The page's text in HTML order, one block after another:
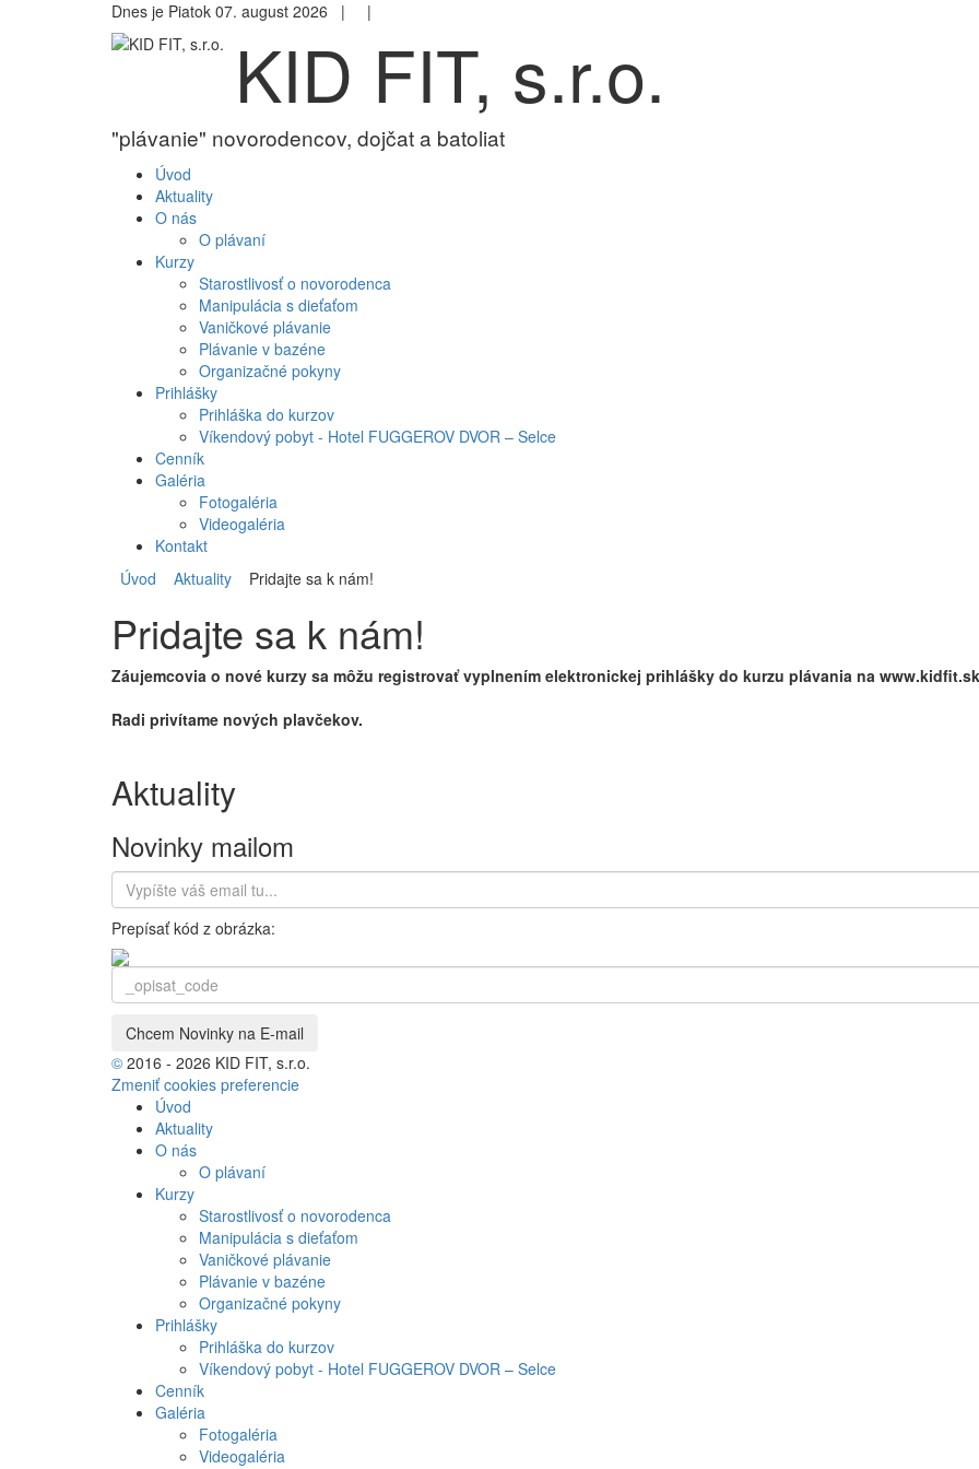
Dnes je Piatok 07. august 2026 | |
KID FIT, s.r.o.
"plávanie" novorodencov, dojčat a batoliat
Úvod
Aktuality
O nás
O plávaní
Kurzy
Starostlivosť o novorodenca
Manipulácia s dieťaťom
Vaničkové plávanie
Plávanie v bazéne
Organizačné pokyny
Prihlášky
Prihláška do kurzov
Víkendový pobyt - Hotel FUGGEROV DVOR – Selce
Cenník
Galéria
Fotogaléria
Videogaléria
Kontakt
Úvod
Aktuality Pridajte sa k nám!
Pridajte sa k nám!
Záujemcovia o nové kurzy sa môžu registrovať vyplnením elektronickej prihlášky do kurzu plávania na
Radi privítame nových plavčekov.
Aktuality
Novinky mailom
Prepísať kód z obrázka:
© 2016 - 2026 KID FIT, s.r.o.
Zmeniť cookies preferencie
Úvod
Aktuality
O nás
O plávaní
Kurzy
Starostlivosť o novorodenca
Manipulácia s dieťaťom
Vaničkové plávanie
Plávanie v bazéne
Organizačné pokyny
Prihlášky
Prihláška do kurzov
Víkendový pobyt - Hotel FUGGEROV DVOR – Selce
Cenník
Galéria
Fotogaléria
Videogaléria